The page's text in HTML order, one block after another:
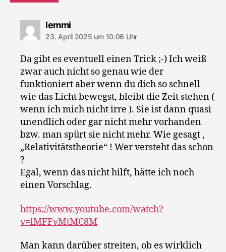
lemmisagt:
23. April 2025 um 10:06 Uhr
Da gibt es eventuell einen Trick ;-) Ich weiß
zwar auch nicht so genau wie der
funktioniert aber wenn du dich so schnell
wie das Licht bewegst, bleibt die Zeit stehen (
wenn ich mich nicht irre ). Sie ist dann quasi
unendlich oder gar nicht mehr vorhanden
bzw. man spürt sie nicht mehr. Wie gesagt ,
„Relativitätstheorie“ ! Wer versteht das schon
?
Egal, wenn das nicht hilft, hätte ich noch
einen Vorschlag.
https://www.youtube.com/watch?
v=lMFFvMtMC8M
Man kann darüber streiten, ob es wirklich